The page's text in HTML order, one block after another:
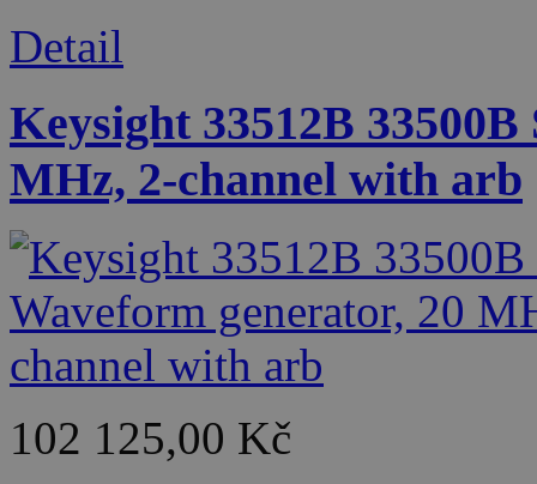
Detail
Keysight 33512B
MHz, 2-channel with arb
102 125,00 Kč